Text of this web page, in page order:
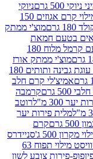
ניוקי
גליליות וופל במילוי קרם אגוזים 150
מוצ'י ממתק
מוצ'י ממתקי אורז ממולאים בטעם קרמל מלוח 180
אורז
מוצ'י ממתק אורז בטעם עוגת גבינה ותותים 180
קרם חלב
קרמבה
רוטב
יער
קרם
סניידרס
מלו מרשמלו טוויסט מילוי תפוח 63
צובע לשון